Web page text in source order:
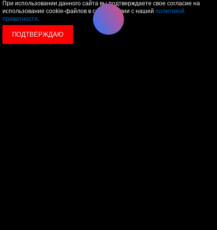
При использовании данного сайта вы подтверждаете свое согласие на
использование cookie-файлов в соответствии с нашей политикой
приватности.
ПОДТВЕРЖДАЮ